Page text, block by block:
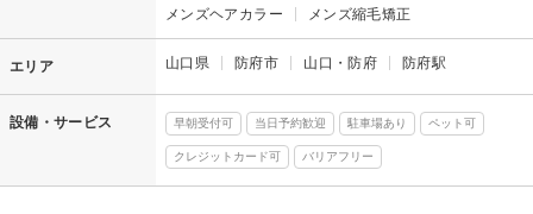
メンズヘアカラー
メンズ縮毛矯正
エリア 山口県 防府市 山口・防府 防府駅
設備・サービス 早朝受付可 当日予約歓迎 駐車場あり ペット可
クレジットカード可 バリアフリー